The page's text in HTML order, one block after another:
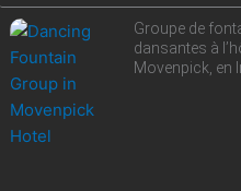
Groupe de
dansantes à
Movenpick, en